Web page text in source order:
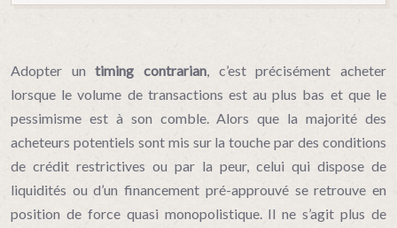
Adopter untiming contrarian, c’est précisément acheter
lorsque le volume de transactions est au plus bas et que le
pessimisme est à son comble. Alors que la majorité des
acheteurs potentiels sont mis sur la touche par des conditions
de crédit restrictives ou par la peur, celui qui dispose de
liquidités ou d’un financement pré-approuvé se retrouve en
position de force quasi monopolistique. Il ne s’agit plus de